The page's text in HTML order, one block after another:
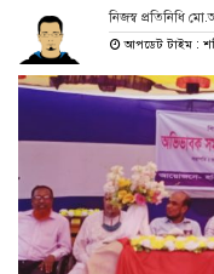
নিজস্ব প্রতিনিধি
আপডেট টাইম :